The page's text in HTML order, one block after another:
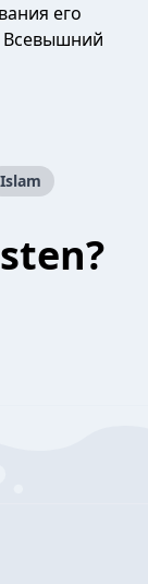
его
Всевышний
Islam